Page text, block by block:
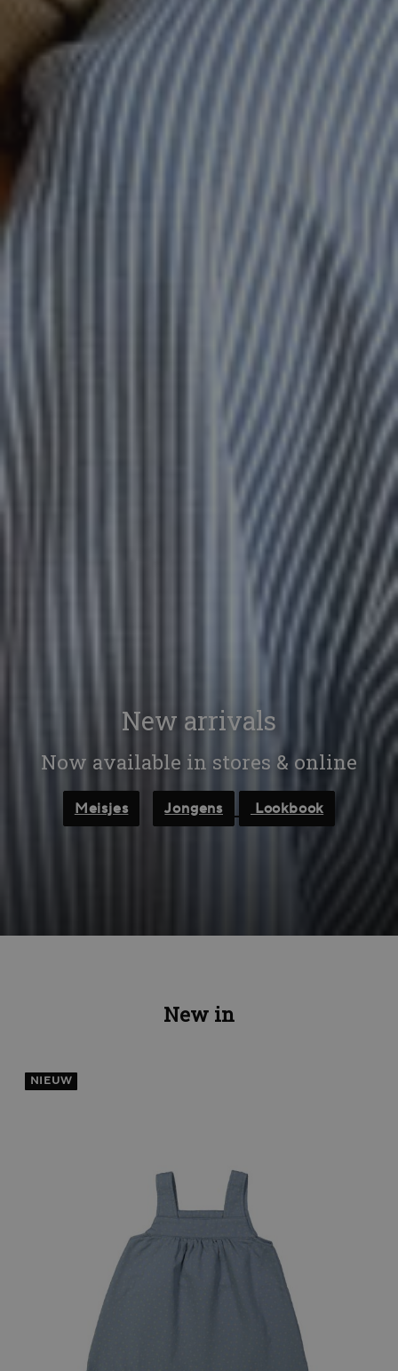
New arrivals
Now available in stores & online
Meisjes Jongens Lookbook
New in
NIEUW